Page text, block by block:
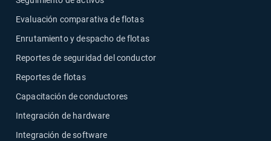
Evaluación comparativa de flotas
Enrutamiento y despacho de flotas
Reportes de seguridad del conductor
Reportes de flotas
Capacitación de conductores
Integración de hardware
Integración de software